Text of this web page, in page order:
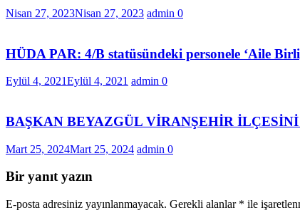
Nisan 27, 2023Nisan 27, 2023 admin 0
HÜDA PAR: 4/B statüsündeki personele ‘Aile
Eylül 4, 2021Eylül 4, 2021 admin 0
BAŞKAN BEYAZGÜL VİRANŞEHİR
Mart 25, 2024Mart 25, 2024 admin 0
Bir yanıt yazın
E-posta adresiniz yayınlanmayacak. Gerekli alanlar * ile